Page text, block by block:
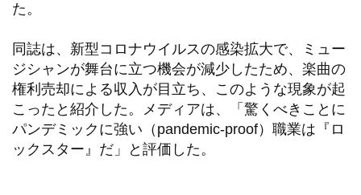
た。
同誌は、新型コロナウイルスの感染拡大で、ミュー
ジシャンが舞台に立つ機会が減少したため、楽曲の
権利売却による収入が目立ち、このような現象が起
こったと紹介した。メディアは、「驚くべきことに
パンデミックに強い（pandemic-proof）職業は『ロ
ックスター』だ」と評価した。